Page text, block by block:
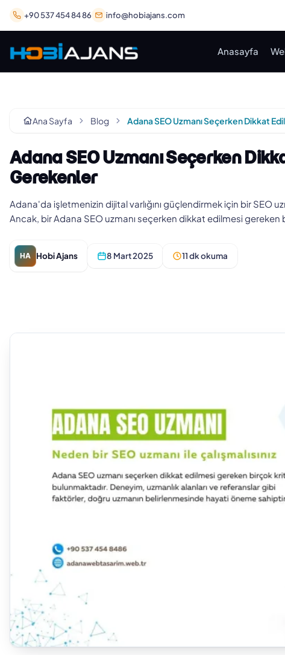
+90 537 454 84 86 info@hobiajans.com
Anasayfa
Ana Sayfa Blog
Adana SEO Uzmanı Seçerken
Gerekenler
Adana'da işletmenizin dijital varlığını güçlendirmek için bir SEO
Ancak, bir Adana SEO uzmanı seçerken dikkat edilmesi
HA Hobi Ajans 8 Mart 2025 11 dk okuma